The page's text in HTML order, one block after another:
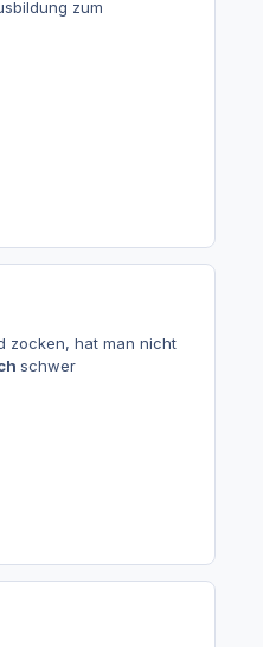
zum
zocken, hat man nicht
schwer